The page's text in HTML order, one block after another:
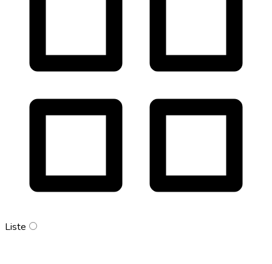
Liste